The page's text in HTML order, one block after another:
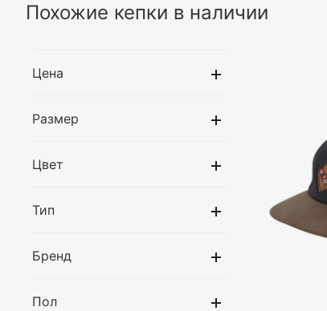
Похожие кепки в наличии
Цена
Размер
Цвет
Тип
Бренд
Пол